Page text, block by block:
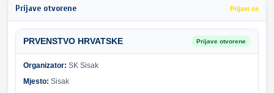
Prijave otvorene Prijavi se
PRVENSTVO HRVATSKE Prijave otvorene
Organizator: SK Sisak
Mjesto: Sisak